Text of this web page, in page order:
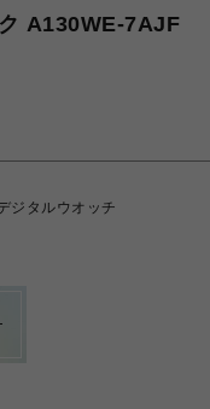
A130WE-7AJF
ジタルウオッチ